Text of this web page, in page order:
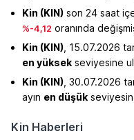
Kin (KIN) son 24 saat
%-4,12 oranında
Kin (KIN) , 15.07.2026
en yüksek seviyesine
Kin (KIN) , 30.07.2026
ayın en düşük
Kin Haberleri